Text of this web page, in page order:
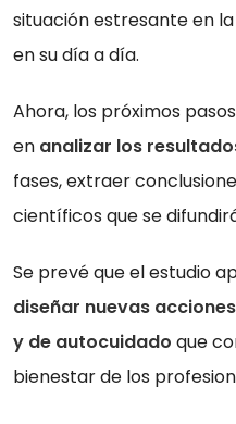
situación estresante en
en su día a día.
Ahora, los próximos
en analizar los
fases, extraer
científicos que se
Se prevé que el estudio
diseñar nuevas
y de autocuidado que
bienestar de los